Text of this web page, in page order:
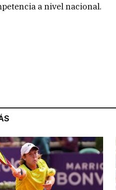
a nivel nacional.